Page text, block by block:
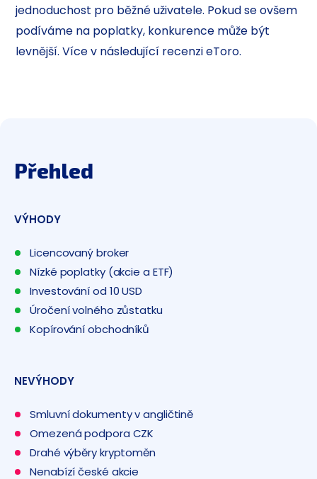
jednoduchost pro běžné uživatele. Pokud se ovšem
podíváme na poplatky, konkurence může být
levnější. Více v následující recenzi eToro.
Přehled
VÝHODY
Licencovaný broker
Nízké poplatky (akcie a ETF)
Investování od 10 USD
Úročení volného zůstatku
Kopírování obchodníků
NEVÝHODY
Smluvní dokumenty v angličtině
Omezená podpora CZK
Drahé výběry kryptoměn
Nenabízí české akcie